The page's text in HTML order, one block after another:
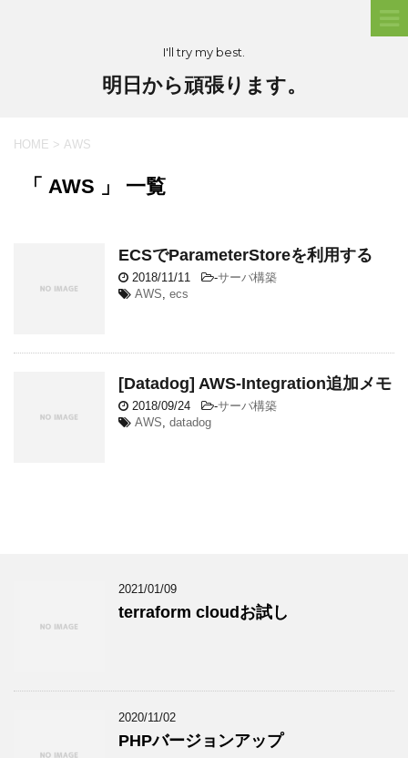
I'll try my best.
明日から頑張ります。
HOME > AWS
「 AWS 」 一覧
ECSでParameterStoreを利用する
2018/11/11 -サーバ構築
AWS ecs
[Datadog] AWS-Integration追加メモ
2018/09/24 -サーバ構築
AWS datadog
2021/01/09
terraform cloudお試し
2020/11/02
PHPバージョンアップ